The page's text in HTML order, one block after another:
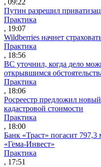
Путин разрешил
Практика
, 19:07
Wildberries начнет
Практика
, 18:56
ВС уточнил, когда дело
открывшимся
Практика
, 18:06
Росреестр предложил
кадастровой стоимости
Практика
, 18:00
Банк «Траст» погасит
«Гема-Инвест»
Практика
, 17:51